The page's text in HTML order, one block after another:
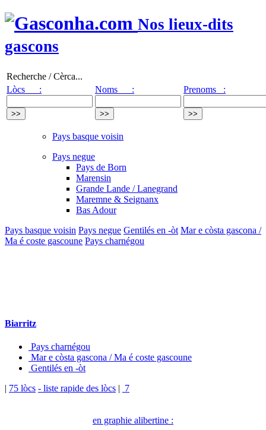
Nos lieux-dits
gascons
Recherche / Cèrca...
Lòcs :
Noms : Prenoms :
Pays basque voisin
Pays negue
Pays de Born
Marensin
Grande Lande / Lanegrand
Maremne & Seignanx
Bas Adour
Pays basque voisin Pays negue Gentilés en -òt Mar e còsta gascona /
Ma é coste gascoune Pays charnégou
Biarritz
Pays charnégou
Mar e còsta gascona / Ma é coste gascoune
Gentilés en -òt
| 75 lòcs - liste rapide des lòcs | 7
en graphie alibertine :